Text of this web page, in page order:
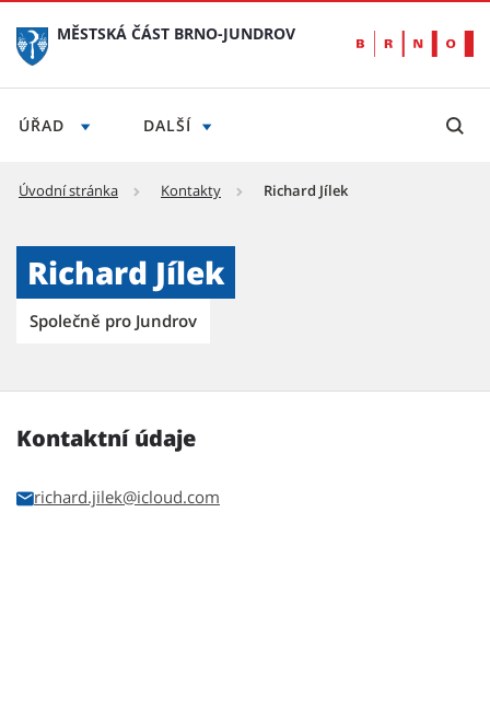
MĚSTSKÁ ČÁST BRNO-JUNDROV
ÚŘAD DALŠÍ
Úvodní stránka Kontakty Richard Jílek
Richard Jílek
Společně pro Jundrov
Kontaktní údaje
richard.jilek